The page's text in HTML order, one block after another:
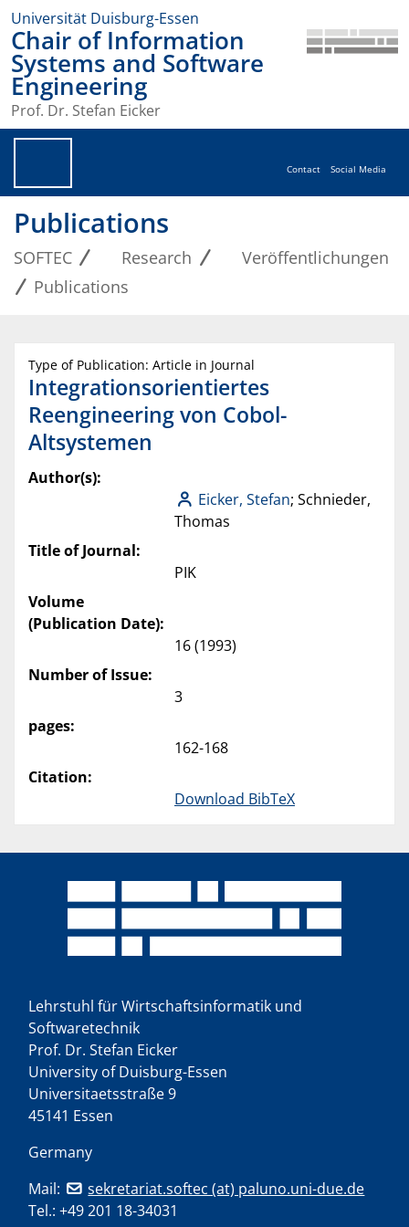
Universität Duisburg-Essen
Chair of Information
Systems and Software
Engineering
Prof. Dr. Stefan Eicker
Contact Social Media
Publications
SOFTEC Research
Veröffentlichungen
Publications
Type of Publication: Article in Journal
Integrationsorientiertes
Reengineering von Cobol-
Altsystemen
Author(s):
Eicker, Stefan; Schnieder,
Thomas
Title of Journal:
PIK
Volume
(Publication Date):
16 (1993)
Number of Issue:
3
pages:
162-168
Citation:
Download BibTeX
Lehrstuhl für Wirtschaftsinformatik und
Softwaretechnik
Prof. Dr. Stefan Eicker
University of Duisburg-Essen
Universitaetsstraße 9
45141 Essen
Germany
Mail:
sekretariat.softec (at) paluno.uni-due.de
Tel.: +49 201 18-34031